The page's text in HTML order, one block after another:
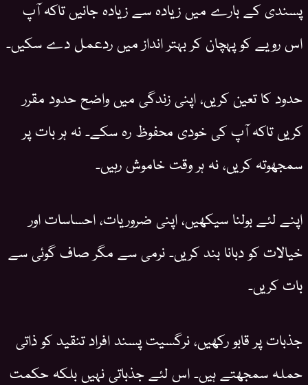
پسندی کے بارے میں زیادہ سے زیادہ جانیں تاکہ آپ
اس رویے کو پہچان کر بہتر انداز میں ردعمل دے سکیں۔
حدود کا تعین کریں، اپنی زندگی میں واضح حدود مقرر
کریں تاکہ آپ کی خودی محفوظ رہ سکے۔ نہ ہر بات پر
سمجھوتہ کریں، نہ ہر وقت خاموش رہیں۔
اپنے لئے بولنا سیکھیں، اپنی ضروریات، احساسات اور
خیالات کو دبانا بند کریں۔ نرمی سے مگر صاف گوئی سے
بات کریں۔
جذبات پر قابو رکھیں، نرگسیت پسند افراد تنقید کو ذاتی
حملہ سمجھتے ہیں۔ اس لئے جذباتی نہیں بلکہ حکمت